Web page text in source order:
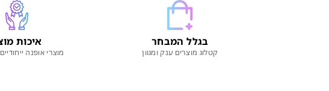
בגלל המבחר
קטלוג מוצרים ענק ומגוון
איכות
מוצרי אופנה